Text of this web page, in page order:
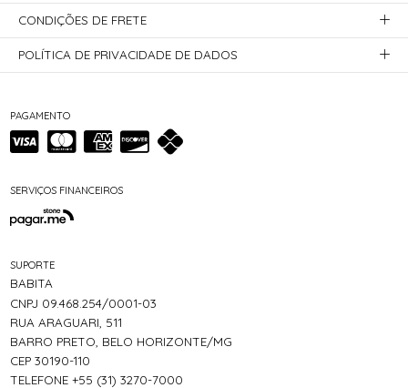
PAGAMENTO
SERVIÇOS FINANCEIROS
SUPORTE
BABITA
CNPJ 09.468.254/0001-03
RUA ARAGUARI, 511
BARRO PRETO, BELO HORIZONTE/MG
CEP 30190-110
TELEFONE +55 (31) 3270-7000
CONDIÇÕES DE FRETE
POLÍTICA DE PRIVACIDADE DE DADOS